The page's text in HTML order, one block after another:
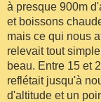
à presque 900m
et boissons
mais ce qui nous
relevait tout
beau. Entre 15 et
reflétait jusqu'à
d'altitude et un